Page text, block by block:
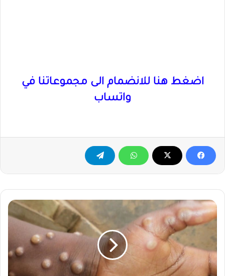
اضغط هنا للانضمام الى مجموعاتنا في
واتساب
وفاة
رضيعة
بمرض
جدري
القرود
بغرب
دارفور